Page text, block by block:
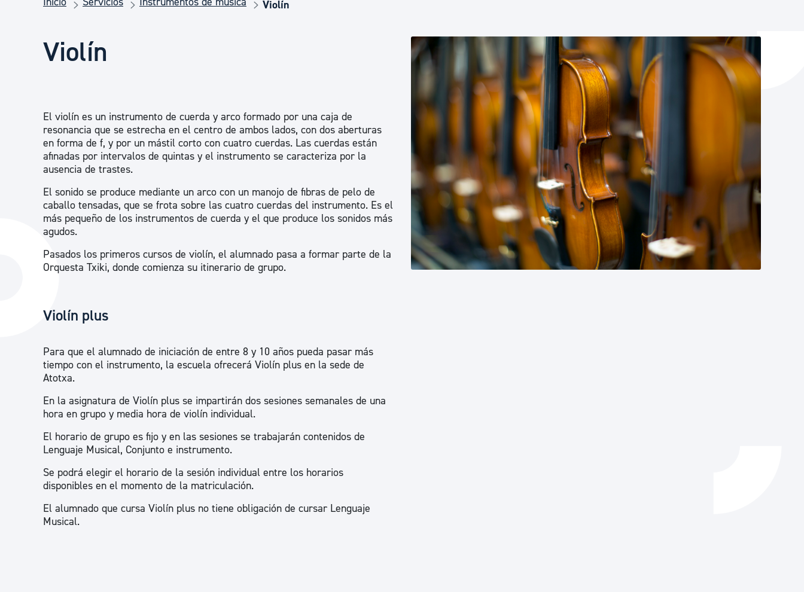
Salud Pública, animales y consumo Desarrollo económico y empleo
Igualdad, Derechos Humanos y convivencia
Participación ciudadana y asociacionismo
Deporte Turismo
Descubre la ciudad
La ciudad futura
Agenda cultural
Violín
Violín
El violín es un instrumento de cuerda y arco formado por una caja de
resonancia que se estrecha en el centro de ambos lados, con dos aberturas
en forma de f, y por un mástil corto con cuatro cuerdas. Las cuerdas están
afinadas por intervalos de quintas y el instrumento se caracteriza por la
ausencia de trastes.
El sonido se produce mediante un arco con un manojo de fibras de pelo de
caballo tensadas, que se frota sobre las cuatro cuerdas del instrumento. Es el
más pequeño de los instrumentos de cuerda y el que produce los sonidos más
agudos.
Pasados los primeros cursos de violín, el alumnado pasa a formar parte de la
Orquesta Txiki, donde comienza su itinerario de grupo.
Violín plus
Para que el alumnado de iniciación de entre 8 y 10 años pueda pasar más
tiempo con el instrumento, la escuela ofrecerá Violín plus en la sede de
Atotxa.
En la asignatura de Violín plus se impartirán dos sesiones semanales de una
hora en grupo y media hora de violín individual.
El horario de grupo es fijo y en las sesiones se trabajarán contenidos de
Lenguaje Musical, Conjunto e instrumento.
Se podrá elegir el horario de la sesión individual entre los horarios
disponibles en el momento de la matriculación.
El alumnado que cursa Violín plus no tiene obligación de cursar Lenguaje
Musical.